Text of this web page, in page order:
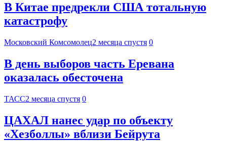
В Китае предрекли США тотальную
катастрофу
Московский Комсомолец2 месяца спустя 0
В день выборов часть Еревана
оказалась обесточена
ТАСС2 месяца спустя 0
ЦАХАЛ нанес удар по объекту
«Хезболлы» вблизи Бейрута